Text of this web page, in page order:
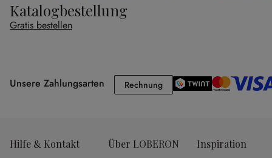
Katalogbestellung
Gratis bestellen
Unsere Zahlungsarten RechnungRechnung
Hilfe & Kontakt Über LOBERON Inspiration